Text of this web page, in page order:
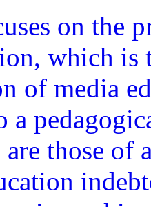
on the
which is
of media
a
are those of